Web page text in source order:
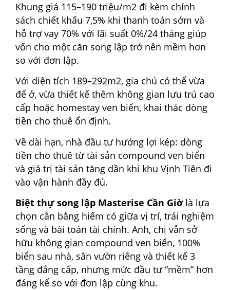
Khung giá 115–190 triệu/m2 đi kèm chính
sách chiết khấu 7,5% khi thanh toán sớm và
hỗ trợ vay 70% với lãi suất 0%/24 tháng giúp
vốn cho một căn song lập trở nên mềm hơn
so với đơn lập.
Với diện tích 189–292m2, gia chủ có thể vừa
để ở, vừa thiết kế thêm không gian lưu trú cao
cấp hoặc homestay ven biển, khai thác dòng
tiền cho thuê ổn định.
Về dài hạn, nhà đầu tư hưởng lợi kép: dòng
tiền cho thuê từ tài sản compound ven biển
và giá trị tài sản tăng dần khi khu Vịnh Tiên đi
vào vận hành đầy đủ.
Biệt thự song lập Masterise Cần Giờlà lựa
chọn cân bằng hiếm có giữa vị trí, trải nghiệm
sống và bài toán tài chính. Anh, chị vẫn sở
hữu không gian compound ven biển, 100%
biển sau nhà, sân vườn riêng và thiết kế 3
tầng đẳng cấp, nhưng mức đầu tư “mềm” hơn
đáng kể so với đơn lập cùng khu.